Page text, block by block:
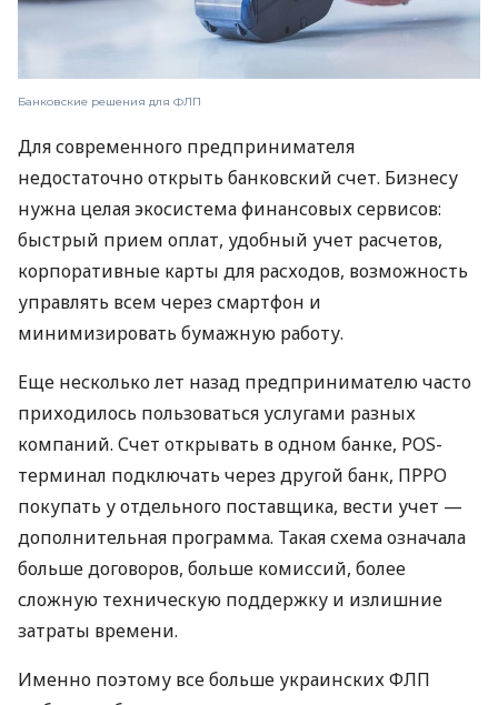
Банковские решения для ФЛП
Для современного предпринимателя
недостаточно открыть банковский счет. Бизнесу
нужна целая экосистема финансовых сервисов:
быстрый прием оплат, удобный учет расчетов,
корпоративные карты для расходов, возможность
управлять всем через смартфон и
минимизировать бумажную работу.
Еще несколько лет назад предпринимателю часто
приходилось пользоваться услугами разных
компаний. Счет открывать в одном банке, POS-
терминал подключать через другой банк, ПРРО
покупать у отдельного поставщика, вести учет —
дополнительная программа. Такая схема означала
больше договоров, больше комиссий, более
сложную техническую поддержку и излишние
затраты времени.
Именно поэтому все больше украинских ФЛП